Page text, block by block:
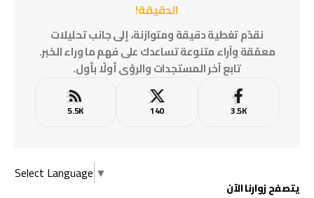
الدقيقة!
نقدّم تغطية دقيقة ومتوازنة، إلى جانب تحليلات
معمّقة وآراء متنوعة تساعدك على فهم ما وراء الخبر.
تابع آخر المستجدات والرؤى أولًا بأول.
3.5K
140
5.5K
Select Language ▼
يتصفح زوارنا الآن